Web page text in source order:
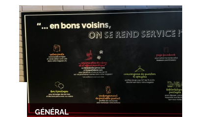
GÉNÉRAL